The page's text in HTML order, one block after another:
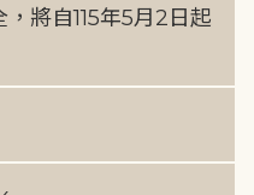
將自115年5月2日起